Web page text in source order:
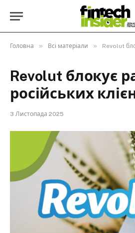
Головна » Всі матеріали » Revolut
Revolut блокує
російських
3 Листопада 2025